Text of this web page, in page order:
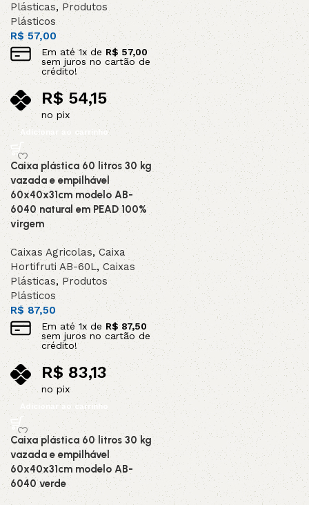
Plásticas, Produtos
Plásticos
R$57,00
Em até1x de R$ 57,00
sem juros no cartão de
crédito!
R$54,15
no pix
Adicionar ao carrinho
Caixa plástica 60 litros 30 kg
vazada e empilhável
60x40x31cm modelo AB-
6040 natural em PEAD 100%
virgem
Caixas Agricolas, Caixa
Hortifruti AB-60L, Caixas
Plásticas, Produtos
Plásticos
R$ 87,50
Em até 1x de R$87,50
sem juros no cartão de
crédito!
R$83,13
no pix
Adicionar ao carrinho
Caixa plástica 60 litros 30 kg
vazada e empilhável
60x40x31cm modelo AB-
6040 verde